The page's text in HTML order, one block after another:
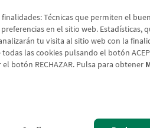
Técnicas que permiten el
en el sitio web. Estadísticas,
tu visita al sitio web con la
las cookies pulsando el botón
botón RECHAZAR. Pulsa para obtener